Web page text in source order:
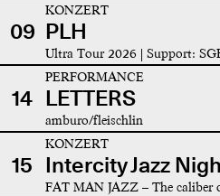
09
KONZERT
PLH
Ultra Tour 2026 | Support:
14
PERFORMANCE
LETTERS
amburo/fleischlin
15
KONZERT
Intercity Jazz
FAT MAN JAZZ – The caliber